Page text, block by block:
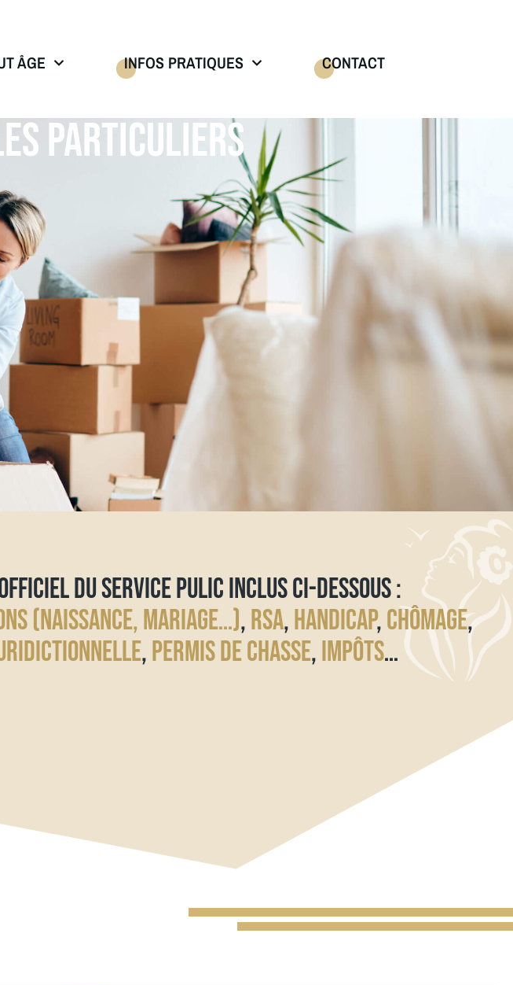
ÂGE INFOS PRATIQUES CONTACT
PARTICULIERS
DU SERVICE PULIC INCLUS CI-DESSOUS :
(NAISSANCE, MARIAGE…),RSA,HANDICAP,CHÔMAGE,
,PERMIS DE CHASSE,IMPÔTS…